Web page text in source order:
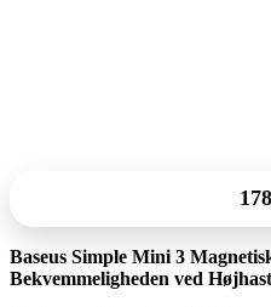
Baseus Simple Mini 3
Bekvemmeligheden ved